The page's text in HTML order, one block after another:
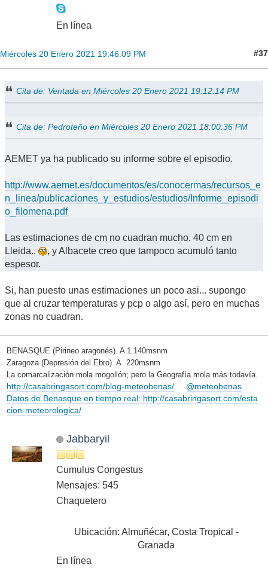
En línea
Miércoles 20 Enero 2021 19:46:09 PM #37
Cita de: Ventada en Miércoles 20 Enero 2021 19:12:14 PM
Cita de: Pedroteño en Miércoles 20 Enero 2021 18:00:36 PM
AEMET ya ha publicado su informe sobre el episodio.
http://www.aemet.es/documentos/es/conocermas/recursos_e
n_linea/publicaciones_y_estudios/estudios/Informe_episodi
o_filomena.pdf
Las estimaciones de cm no cuadran mucho. 40 cm en
Lleida..
, y Albacete creo que tampoco acumuló tanto
espesor.
Si, han puesto unas estimaciones un poco asi... supongo
que al cruzar temperaturas y pcp o algo así, pero en muchas
zonas no cuadran.
BENASQUE (Pirineo aragonés). A 1.140msnm
Zaragoza (Depresión del Ebro). A 220msnm
La comarcalización mola mogollón; pero la Geografía mola más todavía.
http://casabringasort.com/blog-meteobenas/
@meteobenas
Datos de Benasque en tiempo real: http://casabringasort.com/esta
cion-meteorologica/
Jabbaryil
Cumulus Congestus
Mensajes: 545
Chaquetero
Ubicación: Almuñécar, Costa Tropical -
Granada
En línea